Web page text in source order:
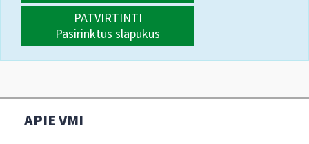
PATVIRTINTI
Pasirinktus slapukus
APIE VMI